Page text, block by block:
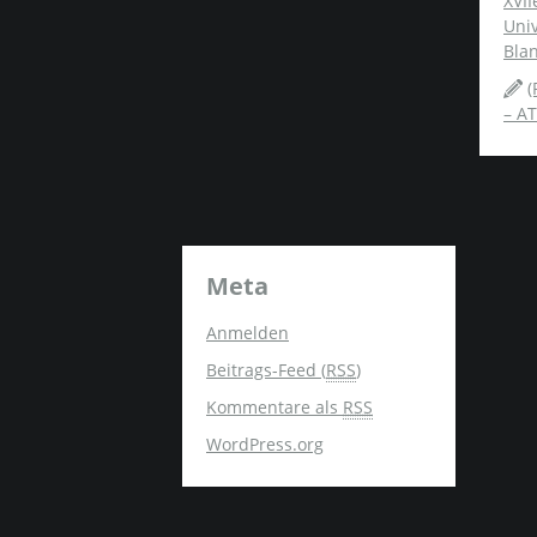
–
Meta
Anmelden
Beitrags-Feed (RSS)
Kommentare als RSS
WordPress.org